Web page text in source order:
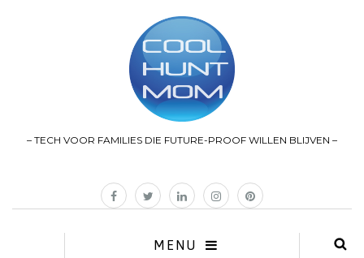
– TECH VOOR FAMILIES DIE FUTURE-PROOF WILLEN BLIJVEN –
MENU